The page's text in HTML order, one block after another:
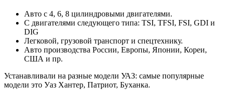
Авто с 4, 6, 8 цилиндровыми двигателями.
С двигателями следующего типа: TSI, TFSI, FSI, GDI и
DIG
Легковой, грузовой транспорт и спецтехнику.
Авто производства России, Европы, Японии, Кореи,
США и пр.
Устанавливали на разные модели УАЗ: самые популярные
модели это Уаз Хантер, Патриот, Буханка.